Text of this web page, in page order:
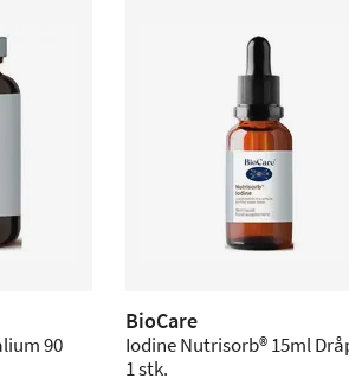
90
BioCare
Iodine Nutrisorb® 15ml
1 stk.